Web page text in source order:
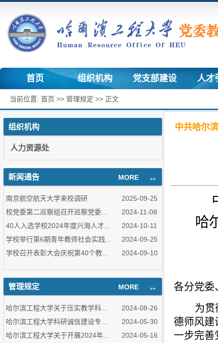
首页 组织机构 党支部建设 人才
当前位置: 首页 >> 管理规定 >> 正文
组织机构
人力资源处
新闻通告 MORE
南京航空航天大学来校调研
2025-09-25
校党委第二巡察组召开巡察党委...
2024-11-08
40人入选学校2024年度兴海人才...
2024-10-11
学校举行第6期青年教师社会实践...
2024-09-25
学校召开表彰大会庆祝第40个教...
2024-09-10
管理规定 MORE
哈尔滨工程大学关于压实教学科...
2024-08-26
哈尔滨工程大学科研诚信建设专...
2024-05-30
哈尔滨工程大学关于开展2024年...
2024-05-16
中共哈尔
哈
各分党委
为贯
德师风建
一步完善